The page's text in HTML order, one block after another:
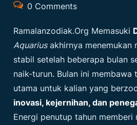
0 Comments
Ramalanzodiak.org Memasuki
Aquariusakhirnya menemukan
stabil setelah beberapa bulan
naik-turun. Bulan ini membawa
utama untuk kalian yang
inovasi, kejernihan, dan
Energi penutup tahun memberi